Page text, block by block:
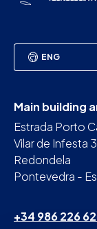
ENG
Main building
Estrada Porto
Vilar de Infesta
Redondela
Pontevedra -
+34 986 226